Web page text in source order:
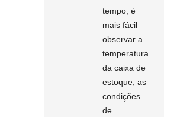
tempo, é
mais fácil
observar a
temperatura
da caixa de
estoque, as
condições
de